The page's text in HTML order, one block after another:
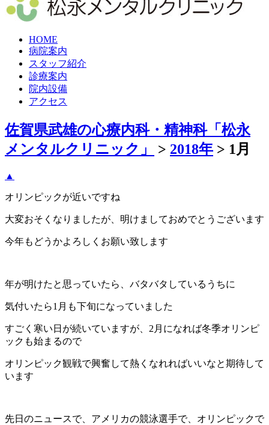
HOME
病院案内
スタッフ紹介
診療案内
院内設備
アクセス
佐賀県武雄の心療内科・精神科「松永
メンタルクリニック」
> 2018年 > 1月
▲
オリンピックが近いですね
大変おそくなりましたが、明けましておめでとうございます
今年もどうかよろしくお願い致します
年が明けたと思っていたら、バタバタしているうちに
気付いたら1月も下旬になっていました
すごく寒い日が続いていますが、2月になれば冬季オリンピ
ックも始まるので
オリンピック観戦で興奮して熱くなれればいいなと期待して
います
先日のニュースで、アメリカの競泳選手で、オリンピックで